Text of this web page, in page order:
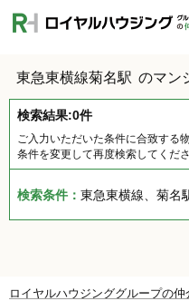
東急東横線菊名駅 のマン
検索結果:0件
ご入力いただいた条件に合致する
条件を変更して再度検索してくださ
検索条件： 東急東横線、菊名駅、下限なし～上限なし、指定
ロイヤルハウジンググループの仲
ロイヤルハウジンググル
売りたい
借りたい
貸したい
ログイ